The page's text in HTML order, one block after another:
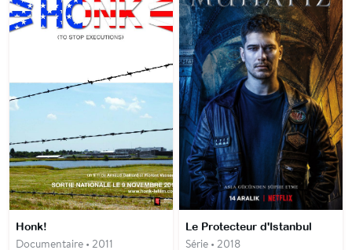
Honk!
Documentaire • 2011
Le Protecteur d'Istanbul
Série • 2018